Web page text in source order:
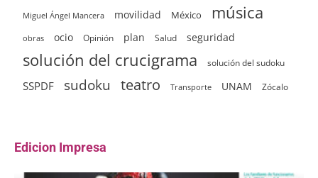
Miguel Ángel Mancera movilidad México música
obras ocio Opinión plan Salud seguridad
solución del crucigrama solución del sudoku
SSPDF sudoku teatro Transporte UNAM Zócalo
Edicion Impresa